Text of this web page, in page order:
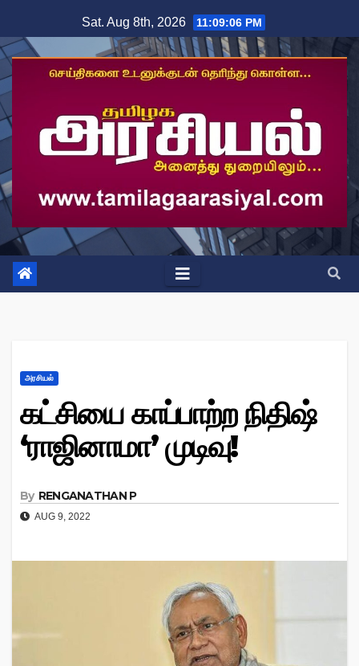
to
content
Sat. Aug 8th, 2026 11:09:07 PM
அரசியல்
கட்சியை காப்பாற்ற நிதிஷ்
‘ராஜினாமா’ முடிவு!
By RENGANATHAN P
AUG 9, 2022